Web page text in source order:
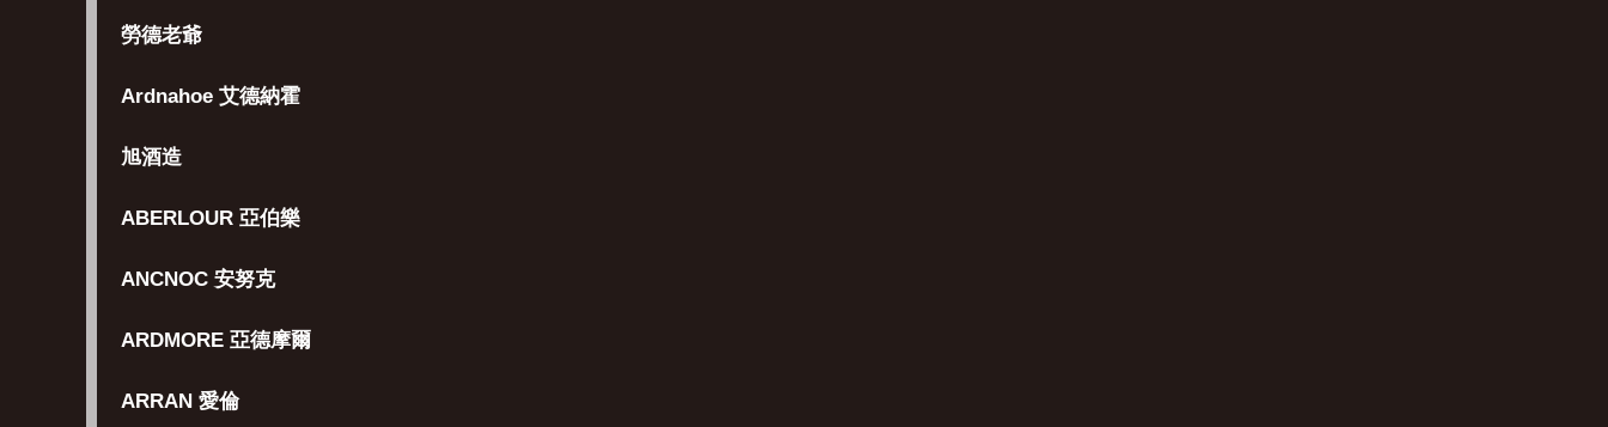
勞德老爺
Ardnahoe 艾德納霍
旭酒造
ABERLOUR 亞伯樂
ANCNOC 安努克
ARDMORE 亞德摩爾
ARRAN 愛倫